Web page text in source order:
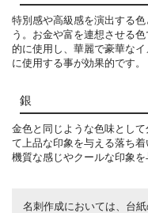
特別感や高級感を演出する
う。お金や富を連想させる
的に使用し、華麗で豪華な
に使用する事が効果的です。
銀
金色と同じような色味とし
て上品な印象を与える落ち
機質な感じやクールな印象
名刺作成においては、台